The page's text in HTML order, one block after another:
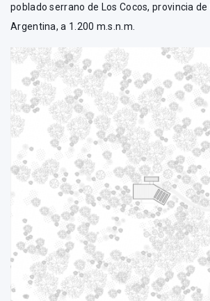
poblado serrano de Los Cocos, provincia de
Argentina, a 1.200 m.s.n.m.